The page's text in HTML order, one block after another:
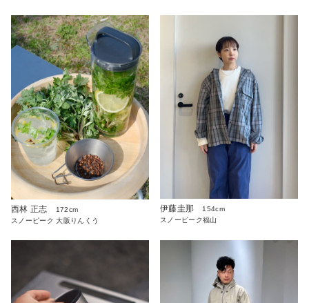
西林 正志
172cm
スノーピーク 大阪りんくう
伊藤圭那
154cm
スノーピーク福山